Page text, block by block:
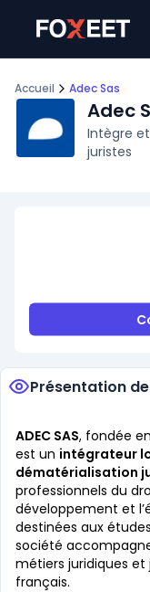
Accueil Adec Sas
Adec
Intègre
juristes
Présentation
ADEC SAS, fondée
est un intégrateur
dématérialisation
professionnels du
développement et
destinées aux
société
métiers juridiques
français.